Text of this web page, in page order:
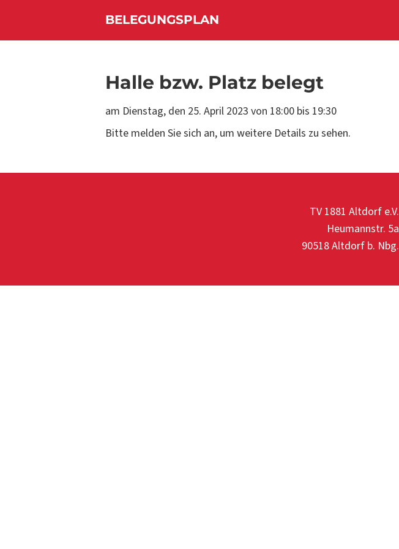
BELEGUNGSPLAN
Halle bzw. Platz belegt
am Dienstag, den 25. April 2023 von 18:00 bis 19:30
Bitte melden Sie sich an, um weitere Details zu sehen.
TV 1881 Altdorf e.V.
Heumannstr. 5a
90518 Altdorf b. Nbg.